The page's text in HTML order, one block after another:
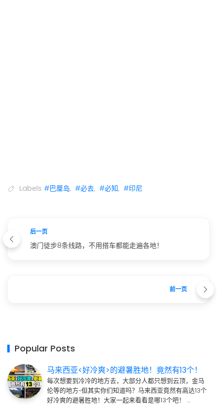
Labels #巴厘岛, #必去, #必知, #印尼
后一页
澳门徒步8条线路，不用搭车都能走遍各地！
前一页
Popular Posts
马来西亚<好冷爽>的避暑胜地！竟然有13个！
每次想要到冷冷的地方去，大部分人都只想到云顶，金马
伦等的地方~但其实你们知道吗？马来西亚竟然有高达13个
好冷爽的避暑胜地！大家一起来看看是哪13个吧！ …